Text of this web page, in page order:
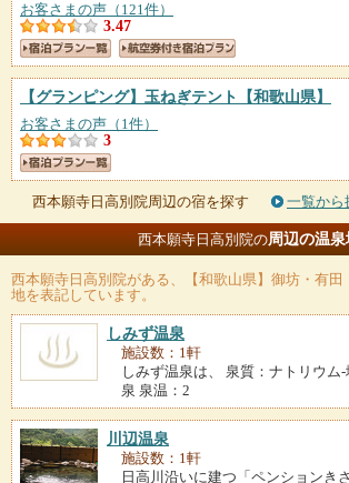
お客さまの声（121件）
3.47
【グランピング】玉ねぎテント 【和歌山県】
お客さまの声（1件）
3
西本願寺日高別院周辺の宿を探す 一覧から
西本願寺日高別院の周辺の温泉
西本願寺日高別院がある、【和歌山県】御坊・有田
地を表記しています。
しみず温泉
施設数：1軒
しみず温泉は、 泉質：ナトリウム
泉 泉温：2
川辺温泉
施設数：1軒
日高川沿いに建つ「ペンションき